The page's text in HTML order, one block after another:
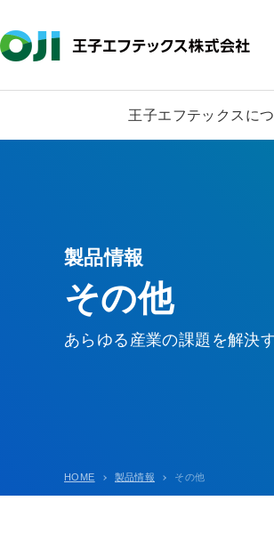
王子エフテックスに
製品情報
その他
あらゆる産業の課題を解決
HOME 製品情報 その他